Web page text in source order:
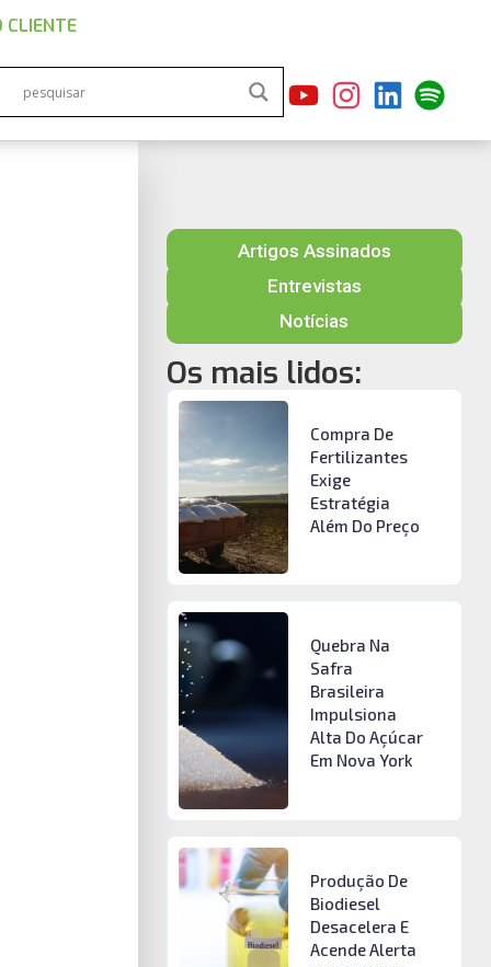
CLIENTE
Artigos Assinados
Entrevistas
Notícias
Os mais lidos:
Compra De
Fertilizantes
Exige
Estratégia
Além Do Preço
Quebra Na
Safra
Brasileira
Impulsiona
Alta Do Açúcar
Em Nova York
Produção De
Biodiesel
Desacelera E
Acende Alerta